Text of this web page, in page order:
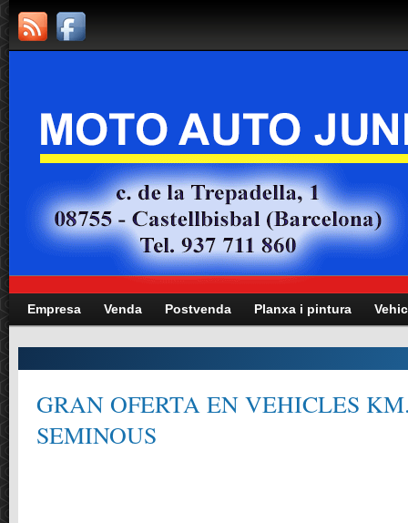
Empresa Venda Postvenda Planxa i pintura
GRAN OFERTA EN VEHICLES
SEMINOUS